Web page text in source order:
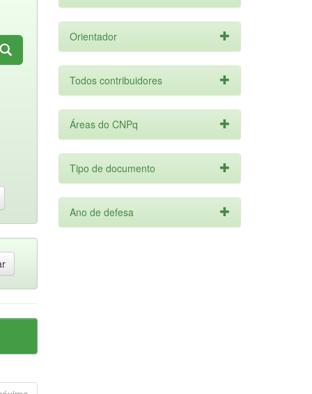
Orientador
Todos contribuidores
Áreas do CNPq
Tipo de documento
Ano de defesa